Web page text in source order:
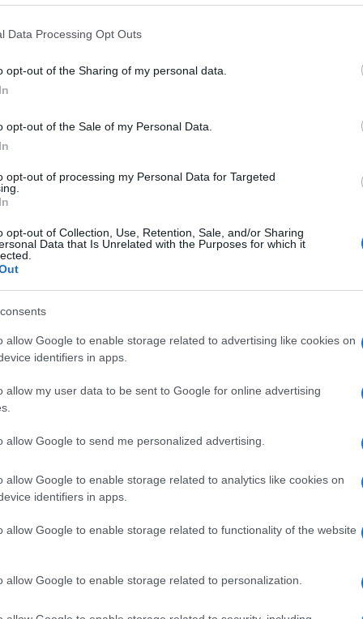
Data Processing Opt Outs
opt-out of the Sharing of my personal data.
opt-out of the Sale of my Personal Data.
opt-out of processing my Personal Data for Targeted
opt-out of Collection, Use, Retention, Sale, and/or Sharing
Data that Is Unrelated with the Purposes for which it
allow Google to enable storage related to advertising like cookies on
identifiers in apps.
allow my user data to be sent to Google for online advertising
allow Google to send me personalized advertising.
allow Google to enable storage related to analytics like cookies on
identifiers in apps.
allow Google to enable storage related to functionality of the website
allow Google to enable storage related to personalization.
της επικίνδυνης αναφυλαξίας
το τσίμπημα από μέλισσα ή σφήκα
και οίδημα, το οποίο μπορεί να είναι
γίνεται επικίνδυνη και μετατρέπεται σε
τα εξής:
το σώμα
Οι ασθενείς που έχουν ήδη
οφείλουν να αξιολογούνται από
σχετική ένδειξη, να φέρουν πάντα μαζί
κνίδωση στην παραλία
οφείλονται πάντα σε «αλλεργία στη
πολλές φορές το φαινόμενο αυτό
η οποία προκαλείται από την απότομη
από το ίδιο το νερό. Η συγκεκριμένη
σε αναφυλαξία μετά από μια απότομη
αλλεργιολογική εκτίμηση και λήψη
την έναρξη των θαλασσινών μπάνιων.